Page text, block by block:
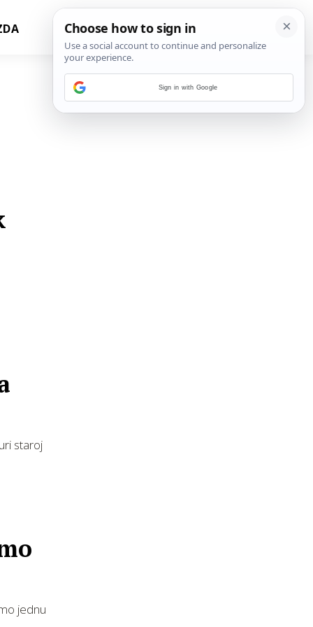
staroj
jednu
Sign in with Google